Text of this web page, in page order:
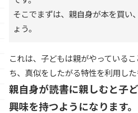
そこでまずは、親自身が本を買い
ょう。
これは、子どもは親がやっている
ち、真似をしたがる特性を利用した
親自身が読書に親しむと子
興味を持つようになります。